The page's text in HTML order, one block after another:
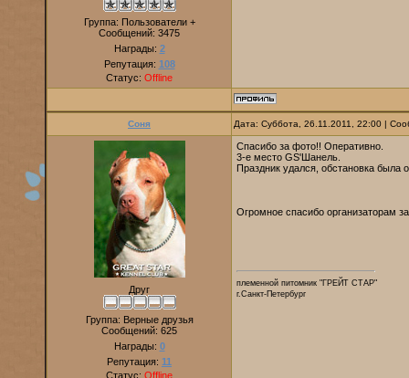
Группа: Пользователи +
Сообщений: 3475
Награды: 2
Репутация: 108
Статус: Offline
Соня Дата: Суббота, 26.11.2011, 22:00 |
Друг
Группа: Верные друзья
Сообщений: 625
Награды: 0
Репутация: 11
Статус: Offline
Спасибо за фото!! Оперативно.
3-е место GS'Шанель.
Праздник удался, обстановка была
Огромное спасибо организаторам
племенной питомник "ГРЕЙТ СТАР"
г.Санкт-Петербург